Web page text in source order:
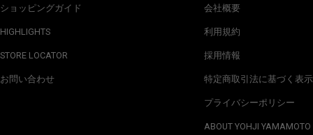
ショッピングガイド
HIGHLIGHTS
STORE LOCATOR
お問い合わせ
会社概要
利用規約
採用情報
特定商取引法に基づく表示
プライバシーポリシー
ABOUT YOHJI YAMAMOTO